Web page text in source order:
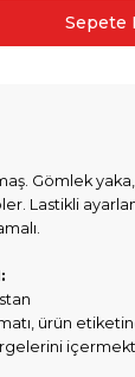
Sepete
Gömlek
Lastikli
ürün